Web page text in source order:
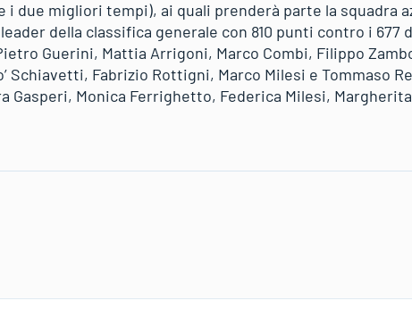
i due migliori tempi), ai quali prenderà parte la squadra
della classifica generale con 810 punti contro i 677
Guerini, Mattia Arrigoni, Marco Combi, Filippo
Schiavetti, Fabrizio Rottigni, Marco Milesi e Tommaso
Gasperi, Monica Ferrighetto, Federica Milesi,